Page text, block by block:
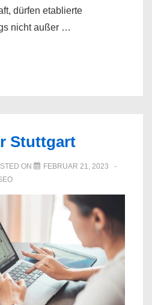
dürfen etablierte
nicht außer …
Stuttgart
ON
FEBRUAR 21, 2023